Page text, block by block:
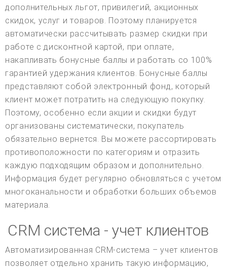
дополнительных льгот, привилегий, акционных
скидок, услуг и товаров. Поэтому планируется
автоматически рассчитывать размер скидки при
работе с дисконтной картой, при оплате,
накапливать бонусные баллы и работать со 100%
гарантией удержания клиентов. Бонусные баллы
представляют собой электронный фонд, который
клиент может потратить на следующую покупку.
Поэтому, особенно если акции и скидки будут
организованы систематически, покупатель
обязательно вернется. Вы можете рассортировать
противоположности по категориям и отразить
каждую подходящим образом и дополнительно.
Информация будет регулярно обновляться с учетом
многоканальности и обработки больших объемов
материала.
CRM система - учет клиентов
Автоматизированная CRM-система – учет клиентов
позволяет отдельно хранить такую информацию,